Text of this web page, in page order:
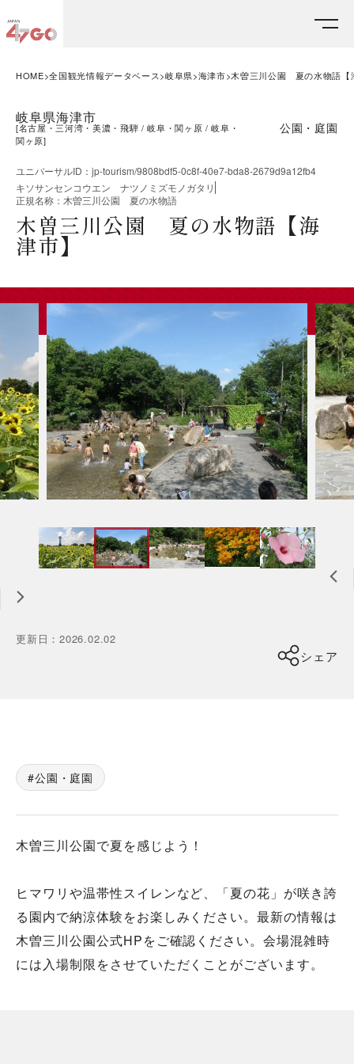
HOME 全国観光情報データベース 岐阜県 海津市 木曽三川公園 夏の水物語【
岐阜県海津市
[名古屋・三河湾・美濃・飛騨 岐阜・関ヶ原
岐阜・
関ヶ原]
公園・庭園
ユニバーサルID ： jp-tourism/9808bdf5-0c8f-40e7-bda8-2679d9a12fb4
キソサンセンコウエン ナツノミズモノガタリ
正規名称 ： 木曽三川公園 夏の水物語
木曽三川公園 夏の水物語【海
津市】
更新日 ：2026.02.02
シェア
公園・庭園
木曽三川公園で夏を感じよう！
ヒマワリや温帯性スイレンなど、「夏の花」が咲き誇
る園内で納涼体験をお楽しみください。最新の情報は
木曽三川公園公式HPをご確認ください。会場混雑時
には入場制限をさせていただくことがございます。